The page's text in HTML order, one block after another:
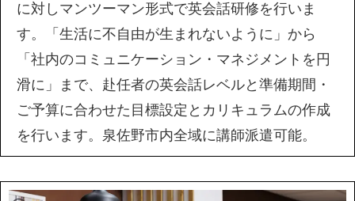
に対しマンツーマン形式で英会話研修を行いま
す。「生活に不自由が生まれないように」から
「社内のコミュニケーション・マネジメントを円
滑に」まで、赴任者の英会話レベルと準備期間・
ご予算に合わせた目標設定とカリキュラムの作成
を行います。泉佐野市内全域に講師派遣可能。